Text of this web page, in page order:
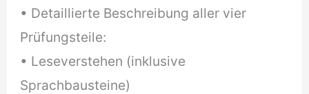
• Detaillierte Beschreibung aller vier
Prüfungsteile:
• Leseverstehen (inklusive
Sprachbausteine)